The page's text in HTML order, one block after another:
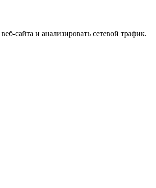
сайта и анализировать сетевой трафик.